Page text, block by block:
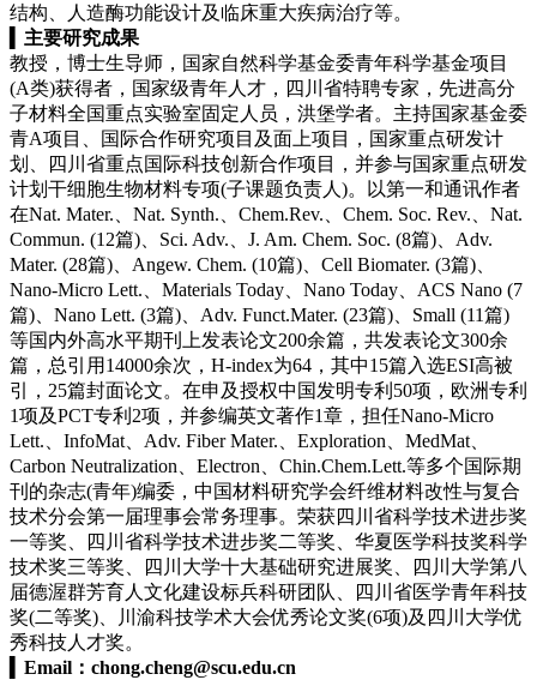
结构、人造酶功能设计及临床重大疾病治疗等。
主要研究成果
教授，博士生导师，国家自然科学基金委青年科学基金项目
(A类)获得者，国家级青年人才，四川省特聘专家，先进高分
子材料全国重点实验室固定人员，洪堡学者。主持国家基金委
青A项目、国际合作研究项目及面上项目，国家重点研发计
划、四川省重点国际科技创新合作项目，并参与国家重点研发
计划干细胞生物材料专项(子课题负责人)。以第一和通讯作者
在Nat. Mater.、Nat. Synth.、Chem.Rev.、Chem. Soc. Rev.、Nat.
Commun. (12篇)、Sci. Adv.、J. Am. Chem. Soc. (8篇)、Adv.
Mater. (28篇)、Angew. Chem. (10篇)、Cell Biomater. (3篇)、
Nano-Micro Lett.、 Materials Today 、Nano Today、ACS Nano (7
篇)、Nano Lett. (3篇)、Adv. Funct.Mater. (23篇)、Small (11篇)
等国内外高水平期刊上发表论文200余篇，共发表论文300余
篇，总引用14000余次，H-index为64，其中15篇入选ESI高被
引，25篇封面论文。在申及授权中国发明专利50项，欧洲专利
1项及PCT专利2项，并参编英文著作1章，担任Nano-Micro
Lett.、 InfoMat 、Adv. Fiber Mater.、Exploration、MedMat、
Carbon Neutralization、 Electron 、Chin.Chem.Lett.等多个国际期
刊的杂志(青年)编委，中国材料研究学会纤维材料改性与复合
技术分会第一届理事会常务理事。荣获四川省科学技术进步奖
一等奖、四川省科学技术进步奖二等奖、华夏医学科技奖科学
技术奖三等奖、四川大学十大基础研究进展奖、四川大学第八
届德渥群芳育人文化建设标兵科研团队、四川省医学青年科技
奖(二等奖)、川渝科技学术大会优秀论文奖(6项)及四川大学优
秀科技人才奖。
Email： chong.cheng@scu.edu.cn